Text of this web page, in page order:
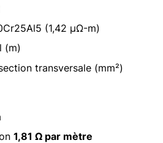
(1,42 μΩ-m)
(m)
transversale (mm²)
1,81 Ω par mètre